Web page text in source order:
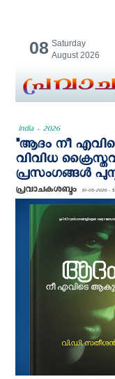
08 Saturday
August 2026
India - 2026
"ആദം നീ
വിവിധ
പ്രസംഗങ്ങള്‍
പ്രവാചകശബ്ദം 10-05-2026 -